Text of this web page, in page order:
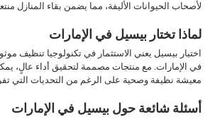
لأصحاب الحيوانات الأليفة، مما يضمن بقاء المنازل
لماذا تختار بيسيل في الإمارات
اختيار بيسيل يعني الاستثمار في تكنولوجيا تنظيف
في الإمارات. مع منتجات مصممة لتحقيق أداء عالٍ،
معيشة نظيفة وصحية على الرغم من التحديات التي
أسئلة شائعة حول بيسيل في الإمارات